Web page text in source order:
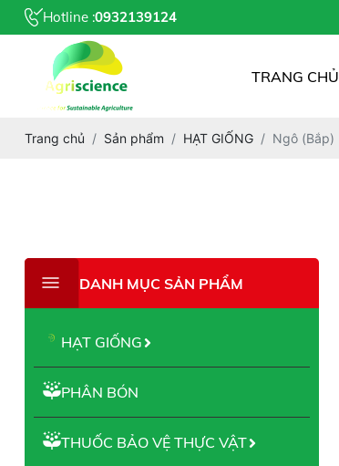
Hotline :0932139124
TRANG CHỦ
Trang chủ Sản phẩm HẠT GIỐNG Ngô (Bắp)
DANH MỤC SẢN PHẨM
HẠT GIỐNG
PHÂN BÓN
THUỐC BẢO VỆ THỰC VẬT